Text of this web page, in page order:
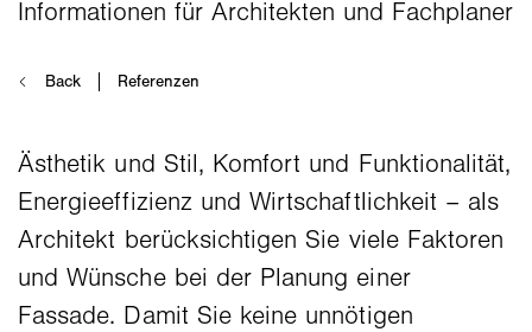
Ästhetik und Stil, Komfort und Funktionalität,
Energieeffizienz und Wirtschaftlichkeit – als
Architekt berücksichtigen Sie viele Faktoren
und Wünsche bei der Planung einer
Fassade. Damit Sie keine unnötigen